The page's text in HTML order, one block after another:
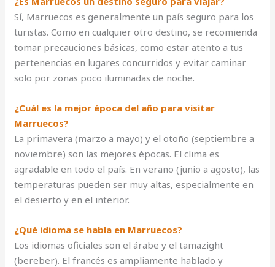
Sí, Marruecos es generalmente un país seguro para los
turistas. Como en cualquier otro destino, se recomienda
tomar precauciones básicas, como estar atento a tus
pertenencias en lugares concurridos y evitar caminar
solo por zonas poco iluminadas de noche.
¿Cuál es la mejor época del año para visitar
Marruecos?
La primavera (marzo a mayo) y el otoño (septiembre a
noviembre) son las mejores épocas. El clima es
agradable en todo el país. En verano (junio a agosto), las
temperaturas pueden ser muy altas, especialmente en
el desierto y en el interior.
¿Qué idioma se habla en Marruecos?
Los idiomas oficiales son el árabe y el tamazight
(bereber). El francés es ampliamente hablado y